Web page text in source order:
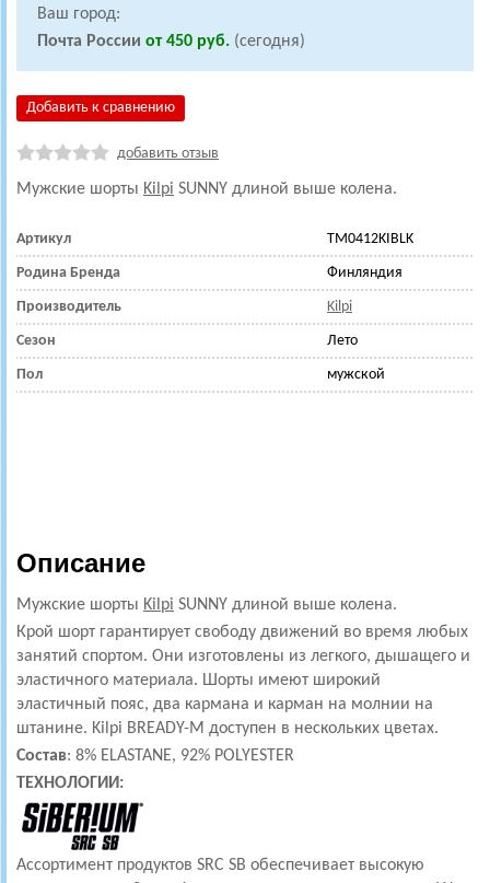
Ваш город:
Почта России от 450 руб. (сегодня)
Добавить к сравнению
добавить отзыв
Мужские шорты Kilpi SUNNY длиной выше колена.
Артикул TM0412KIBLK
Родина Бренда Финляндия
Производитель Kilpi
Сезон Лето
Пол мужской
Описание
Мужские шорты Kilpi SUNNY длиной выше колена.
Крой шорт гарантирует свободу движений во время любых
занятий спортом. Они изготовлены из легкого, дышащего и
эластичного материала. Шорты имеют широкий
эластичный пояс, два кармана и карман на молнии на
штанине. Kilpi BREADY-M доступен в нескольких цветах.
Состав: 8% ELASTANE, 92% POLYESTER
ТЕХНОЛОГИИ:
Ассортимент продуктов SRC SB обеспечивает высокую